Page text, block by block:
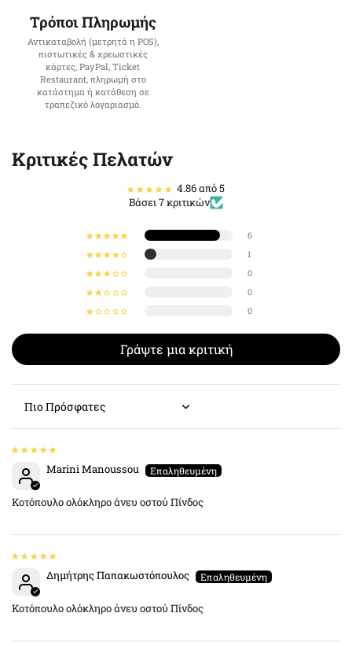
Τρόποι Πληρωμής
Αντικαταβολή (μετρητά η POS),
πιστωτικές & χρεωστικές
κάρτες, PayPal, Ticket
Restaurant, πληρωμή στο
κατάστημα ή κατάθεση σε
τραπεζικό λογαριασμό.
Κριτικές Πελατών
4.86 από 5
Βάσει 7 κριτικών
6
1
0
0
0
Γράψτε μια κριτική
Sort by
Μarini Manoussou
Κοτόπουλο ολόκληρο άνευ οστού Πίνδος
Δημήτρης Παπακωστόπουλος
Κοτόπουλο ολόκληρο άνευ οστού Πίνδος